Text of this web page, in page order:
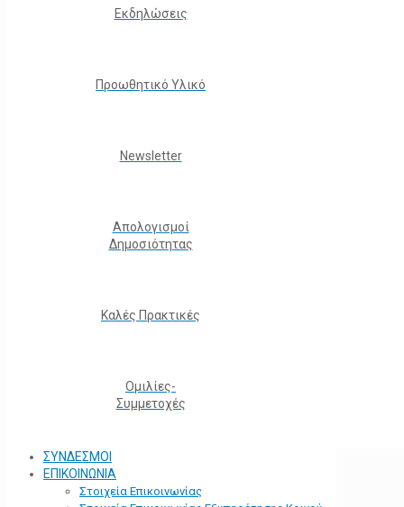
Εκδηλώσεις
Προωθητικό Υλικό
Νewsletter
Απολογισμοί
Δημοσιότητας
Καλές Πρακτικές
Ομιλίες-
Συμμετοχές
ΣΥΝΔΕΣΜΟΙ
ΕΠΙΚΟΙΝΩΝΙΑ
Στοιχεία Επικοινωνίας